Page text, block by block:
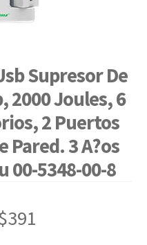
Supresor De
2000 Joules, 6
2 Puertos
Pared. 3 A?os
00-5348-00-8
391